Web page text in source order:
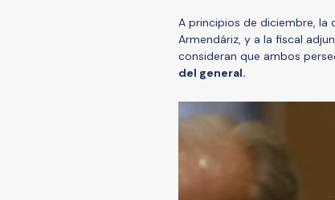
A principios de diciembre, la
Armendáriz, y a la fiscal
consideran que ambos
del general.